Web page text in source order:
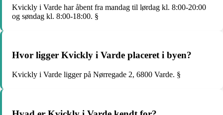
Kvickly i Varde har åbent fra mandag til lørdag kl. 8:00-20:00
og søndag kl. 8:00-18:00. §
Hvor ligger Kvickly i Varde placeret i byen?
Kvickly i Varde ligger på Nørregade 2, 6800 Varde. §